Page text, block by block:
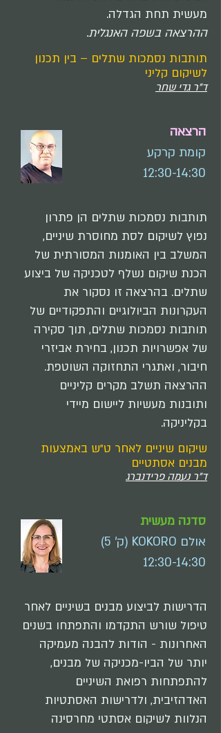
מעשית תחת הגדלה.
ההרצאה בשפה האנגלית.
תותבות נסמכות שתלים – בין תכנון
לשיקום קליני
ד"ר גדי שחר
הרצאה
קומת קרקע
12:30-14:30
תותבות נסמכות שתלים הן פתרון
נפוץ לשיקום לסת מחוסרת שיניים,
המשלב בין האומנות המסורתית של
הכנת שיקום נשלף לטכניקה של ביצוע
שתלים. בהרצאה זו נסקור את
העקרונות הביולוגיים והתפקודיים של
תותבות נסמכות שתלים, תוך סקירה
של אפשרויות תכנון, בחירת אביזרי
חיבור, ואתגרי התחזוקה השוטפת.
ההרצאה תשלב מקרים קליניים
ותובנות מעשיות ליישום מיידי
בקליניקה.
שיקום שיניים לאחר ט"ש באמצעות
מבנים אסתטיים
ד"ר נעמה פרידנברג
סדנה מעשית
אולם KOKORO (ק' 5)
12:30-14:30
הדרישות לביצוע מבנים בשיניים לאחר
טיפול שורש התקדמו והתפתחו בשנים
האחרונות - הודות להבנה מעמיקה
יותר של הביו-מכניקה של מבנים,
להתפתחות רפואת השיניים
האדהזיבית, ולדרישות האסתטיות
הנלוות לשיקום אסתטי מחרסינה